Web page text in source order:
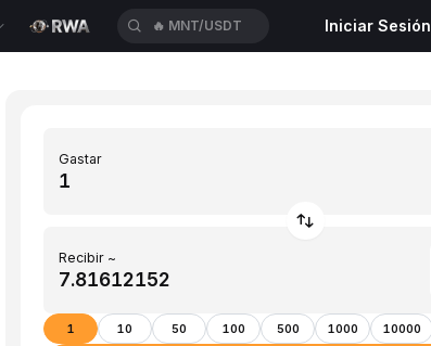
🔥 MNT/USDT Iniciar Sesión
Gastar
Recibir ~
1 10 50 100 500 1000 10000